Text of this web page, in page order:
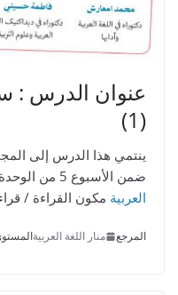
عنوان الدرس :
(1)
ينتمي هذا الدرس إلى
ضمن الأسبوع 5 من الوحدة الديداكتيكية 2من مادة
العربية مكون القراءة /
المرجع منار اللغة العربية